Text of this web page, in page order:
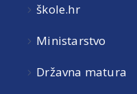
škole.hr
Ministarstvo
Državna matura